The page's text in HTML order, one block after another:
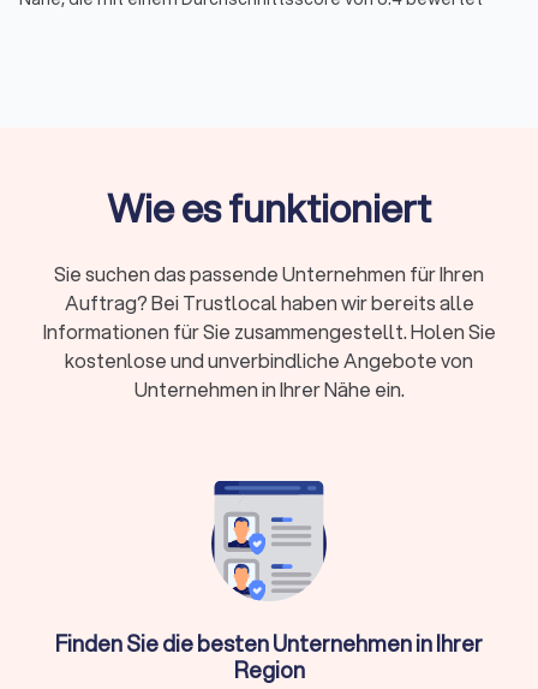
Baufinanzierung, Geldanlagen & Vermögensberatung oder für
besten Finanzberater in Parchim und Umgebung
kennenlernen. Und wenn noch Fragen bleiben, stehen wir von
Trustlocal Ihnen gerne zur Verfügung, indem wir
entsprechend Ihrer Anfrage direkt ein individuelles Angebot
erfragen. Nutzen Sie Trustlocal für die schnelle Suche nach
einer Finanzberatung, die genau zu Ihren Bedürfnissen passt.
Welche Expertise braucht mein Finanzberater
Bei Trustlocal geben wir Ihnen die optimale Suchhilfe für Ihre
Wahl von einem passenden Finanzberater in Parchim. Ein
Finanzberater ist ein Experte, der Kunden in allen Fragen rund
fundierte Entscheidungen über ihre Geldanlagen,
Altersvorsorge, Versicherungen und andere Finanzaspekte zu
Wie es funktioniert
Sie suchen das passende Unternehmen für Ihren
Auftrag? Bei Trustlocal haben wir bereits alle
Informationen für Sie zusammengestellt. Holen Sie
kostenlose und unverbindliche Angebote von
Unternehmen in Ihrer Nähe ein.
Finden Sie die besten Unternehmen in Ihrer
Region